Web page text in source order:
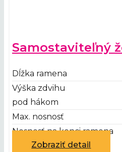
Samostaviteľný
Dĺžka ramena
Výška zdvihu
pod hákom
Max. nosnosť
Nosnosť na konci ramena
Zobraziť detail